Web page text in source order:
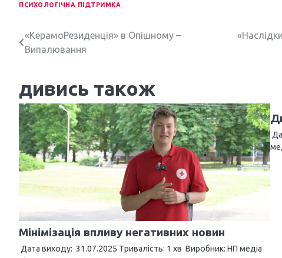
ПСИХОЛОГІЧНА ПІДТРИМКА
Н
і
г
а
ц
і
з
а
«КерамоРезиденція» в Опішному –
Випалювання
дивись також
Мінімізація впливу негативних новин
Дата виходу: 31.07.2025 Тривалість: 1 хв Виробник: НП медіа